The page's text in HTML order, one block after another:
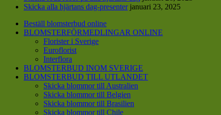
Skicka alla hjärtans dag-presenter januari 23, 2025
Beställ blomsterbud online
BLOMSTERFÖRMEDLINGAR ONLINE
Florister i Sverige
Euroflorist
Interflora
BLOMSTERBUD INOM SVERIGE
BLOMSTERBUD TILL UTLANDET
Skicka blommor till Australien
Skicka blommor till Belgien
Skicka blommor till Brasilien
Skicka blommor till Chile